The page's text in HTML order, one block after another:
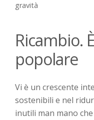
gravità
Ricambio.
popolare
Vi è un crescente
sostenibili e nel
inutili man mano